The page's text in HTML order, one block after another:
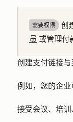
需要权限 创
员 或管理付
创建支付链接与
例如，您的企业
接受会议、培训